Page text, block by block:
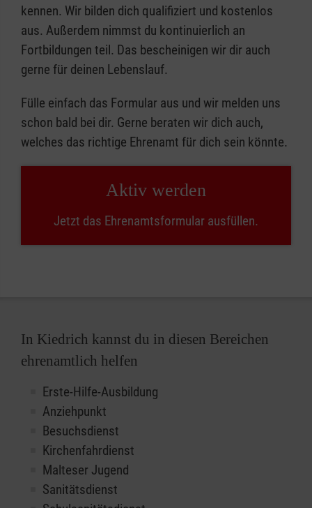
kennen. Wir bilden dich qualifiziert und kostenlos
aus. Außerdem nimmst du kontinuierlich an
Fortbildungen teil. Das bescheinigen wir dir auch
gerne für deinen Lebenslauf.
Fülle einfach das Formular aus und wir melden uns
schon bald bei dir. Gerne beraten wir dich auch,
welches das richtige Ehrenamt für dich sein könnte.
Aktiv werden
Jetzt das Ehrenamtsformular ausfüllen.
In Kiedrich kannst du in diesen Bereichen
ehrenamtlich helfen
Erste-Hilfe-Ausbildung
Anziehpunkt
Besuchsdienst
Kirchenfahrdienst
Malteser Jugend
Sanitätsdienst